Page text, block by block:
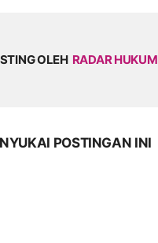
OLEH RADAR HUKUM
POSTINGAN INI